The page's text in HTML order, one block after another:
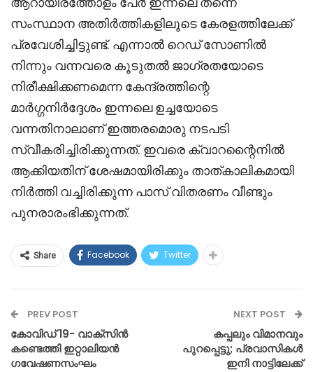
സംസ്ഥാന അതിർത്തികളിലൂടെ കേരളത്തിലേക്ക്
പ്രവേശിച്ചിട്ടുണ്ട്. എന്നാൽ റെഡ് സോണിൽ
നിന്നും വന്നവരെ കൂടുതൽ ജാഗ്രതയോടെ
നിരീക്ഷിക്കണമെന്ന കേന്ദ്രത്തിന്റെ
മാർഗ്ഗനിർദ്ദേശം ഇന്നലെ ഉച്ചയോടെ
വന്നതിനാലാണ് ഇത്തരമൊരു നടപടി
സ്വീകരിച്ചിരിക്കുന്നത്. ഇവരെ ക്വാറന്റൈനിൽ
ആക്കിയതിന് ശേഷമായിരിക്കും താത്കാലികമായി
നിർത്തി വച്ചിരിക്കുന്ന പാസ് വിതരണം വീണ്ടും
പുനരാരംഭിക്കുന്നത്.
Share Facebook Twitter
PREV POST
കോവിഡ് 19- വാക്സിൻ
കണ്ടെത്തി ഇറ്റാലിയൻ
ഗവേഷണസംഘം
NEXT POST
കപ്പലും വിമാനവും
പുറപ്പെട്ടു; പ്രവാസികൾ
ഇനി നാട്ടിലേക്ക്